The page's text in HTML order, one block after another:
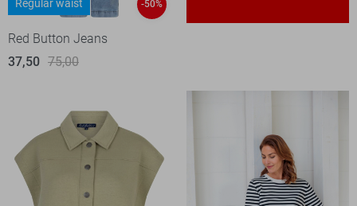
Regular waist
-50%
Red Button Jeans
37,50 75,00